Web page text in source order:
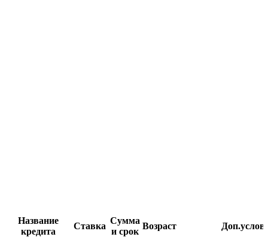
Название
кредита
Ставка
Сумма
и срок
Возраст